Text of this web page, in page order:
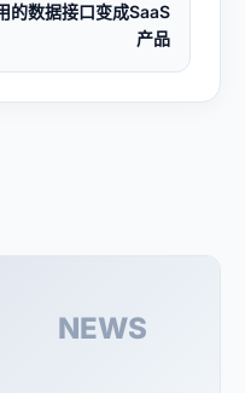
的数据接口变成SaaS
产品
NEWS